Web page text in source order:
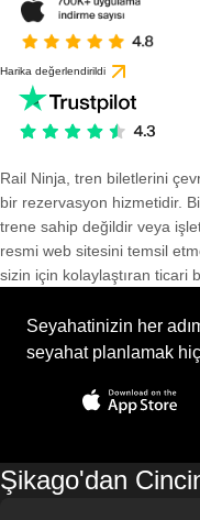
Harika değerlendirildi
Rail Ninja, tren biletlerini
bir rezervasyon hizmetidir.
trene sahip değildir veya
resmi web sitesini temsil
sizin için kolaylaştıran ticari
Seyahatinizin her
seyahat planlamak
Şikago'dan